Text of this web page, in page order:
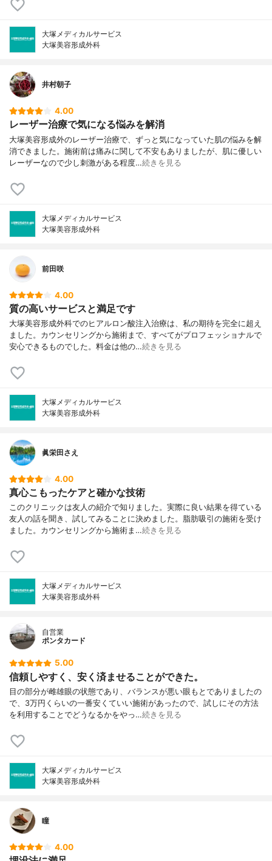
大塚メディカルサービス
大塚美容形成外科
井村朝子
4.00
レーザー治療で気になる悩みを解消
大塚美容形成外のレーザー治療で、ずっと気になっていた肌の悩みを解
消できました。施術前は痛みに関して不安もありましたが、肌に優しい
レーザーなので少し刺激がある程度…続きを見る
大塚メディカルサービス
大塚美容形成外科
前田咲
4.00
質の高いサービスと満足です
大塚美容形成外科でのヒアルロン酸注入治療は、私の期待を完全に超え
ました。カウンセリングから施術まで、すべてがプロフェッショナルで
安心できるものでした。料金は他の…続きを見る
大塚メディカルサービス
大塚美容形成外科
眞栄田さえ
4.00
真心こもったケアと確かな技術
このクリニックは友人の紹介で知りました。実際に良い結果を得ている
友人の話を聞き、試してみることに決めました。脂肪吸引の施術を受け
ました。カウンセリングから施術ま…続きを見る
大塚メディカルサービス
大塚美容形成外科
自営業
ポンタカード
5.00
信頼しやすく、安く済ませることができた。
目の部分が雌雄眼の状態であり、バランスが悪い眼もとでありましたの
で、3万円くらいの一番安くていい施術があったので、試しにその方法
を利用することでどうなるかをやっ…続きを見る
大塚メディカルサービス
大塚美容形成外科
瞳
4.00